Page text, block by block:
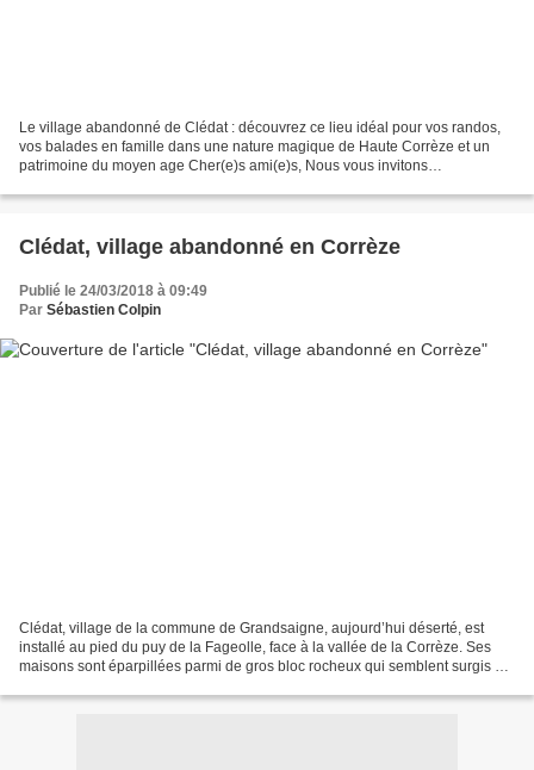
Le village abandonné de Clédat : découvrez ce lieu idéal pour vos randos,
vos balades en famille dans une nature magique de Haute Corrèze et un
patrimoine du moyen age Cher(e)s ami(e)s, Nous vous invitons
Clédat, village abandonné en Corrèze
Publié le 24/03/2018 à 09:49
Par Sébastien Colpin
Clédat, village de la commune de Grandsaigne, aujourd’hui déserté, est
installé au pied du puy de la Fageolle, face à la vallée de la Corrèze. Ses
maisons sont éparpillées parmi de gros bloc rocheux qui semblent surgis du